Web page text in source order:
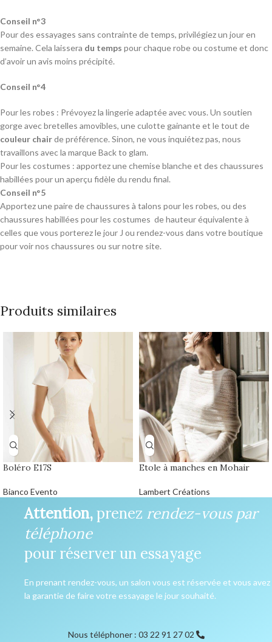
Conseil n°3
Pour des essayages sans contrainte de temps, privilégiez un jour en
semaine. Cela laissera du temps pour chaque robe ou costume et donc
d’avoir un avis moins précipité.
Conseil n°4
Pour les robes : Prévoyez la lingerie adaptée avec vous. Un soutien
gorge avec bretelles amovibles, une culotte gainante et le tout de
couleur chairde préférence. Sinon, ne vous inquiétez pas, nous
travaillons avec la marque Back to glam.
Pour les costumes : apportez une chemise blanche et des chaussures
habillées pour un aperçu fidèle du rendu final.
Conseil n°5
Apportez une paire de chaussures à talons pour les robes, ou des
chaussures habillées pour les costumes de hauteur équivalente à
celles que vous porterez le jour J ou rendez-vous dans votre boutique
pour voir nos chaussures ou sur notre site.
Produits similaires
Boléro E17S
Bianco Evento
Etole à manches en Mohair
Lambert Créations
Attention,prenez rendez-vous par
téléphone
pour réserver un essayage
En prenant rendez-vous, un salon vous est réservée et vous avez
la garantie de faire votre essayage le jour souhaité.
Nous téléphoner : 03 22 91 27 02